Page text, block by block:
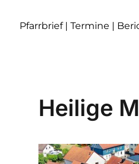
Pfarrbrief | Termine |
Heilige